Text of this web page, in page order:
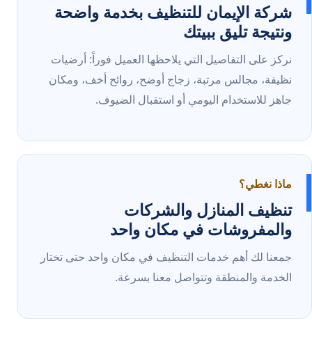
شركة الإيمان للتنظيف بخدمة واضحة
ونتيجة تليق ببيتك
نركز على التفاصيل التي يلاحظها العميل فوراً: أرضيات
نظيفة، مجالس مرتبة، زجاج أوضح، روائح أخف، ومكان
جاهز للاستخدام اليومي أو استقبال الضيوف.
ماذا نغطي؟
تنظيف المنازل والشركات
والمفروشات في مكان واحد
جمعنا لك أهم خدمات التنظيف في مكان واحد حتى تختار
الخدمة والمنطقة وتتواصل معنا بسرعة.